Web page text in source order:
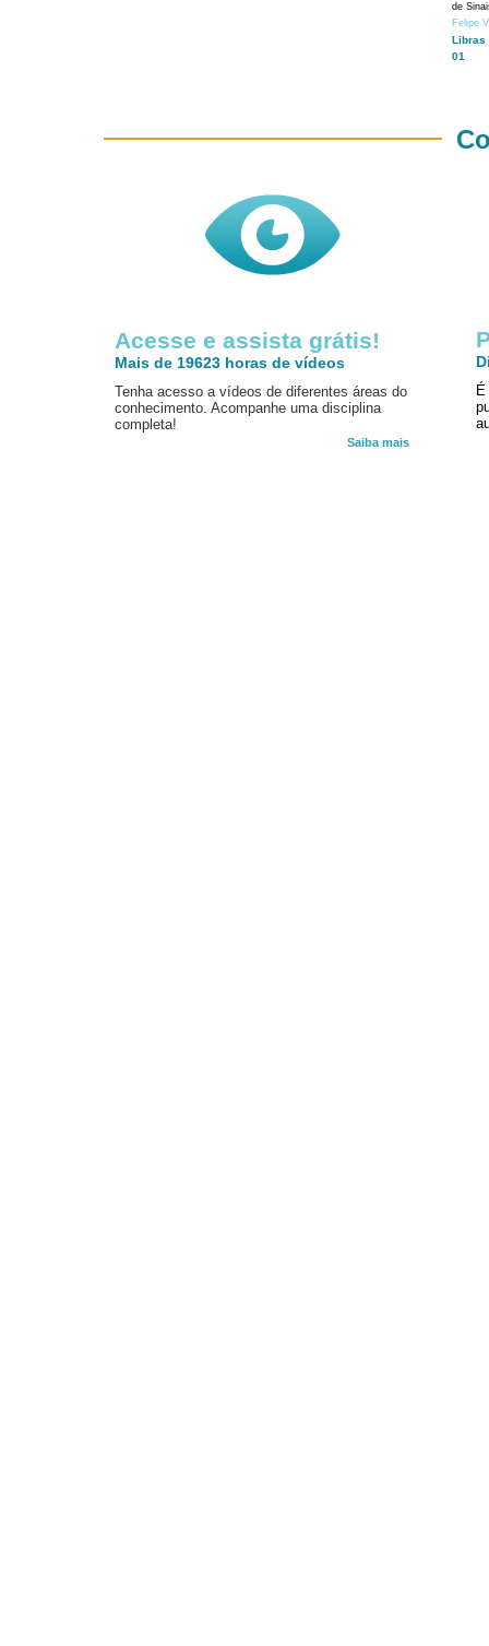
de
Felipe
Libras
01
Acesse e assista grátis!
Mais de 19623 horas de vídeos
Tenha acesso a vídeos de diferentes áreas do
conhecimento. Acompanhe uma disciplina
completa!
Saiba mais